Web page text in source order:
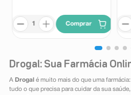
Comprar
Drogal: Sua Farmácia
A Drogal é muito mais do que uma
tudo o que precisa para cuidar da sua